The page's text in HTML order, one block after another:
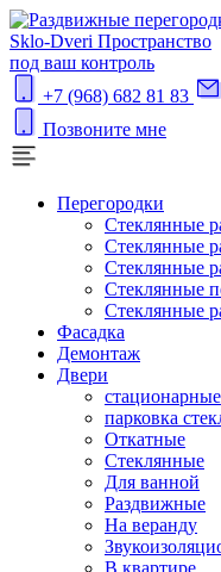
Sklo-Dveri Пространство
под ваш контроль
+7 (968) 682 81 83
Позвоните мне
Перегородки
Стеклянные
Стеклянные
Стеклянные
Стеклянные
Стеклянные
Фасадка
Демонтаж
Двери
стационарные
парковка
Откатные
Стеклянные
Для ванной
Раздвижные
На веранду
В квартире